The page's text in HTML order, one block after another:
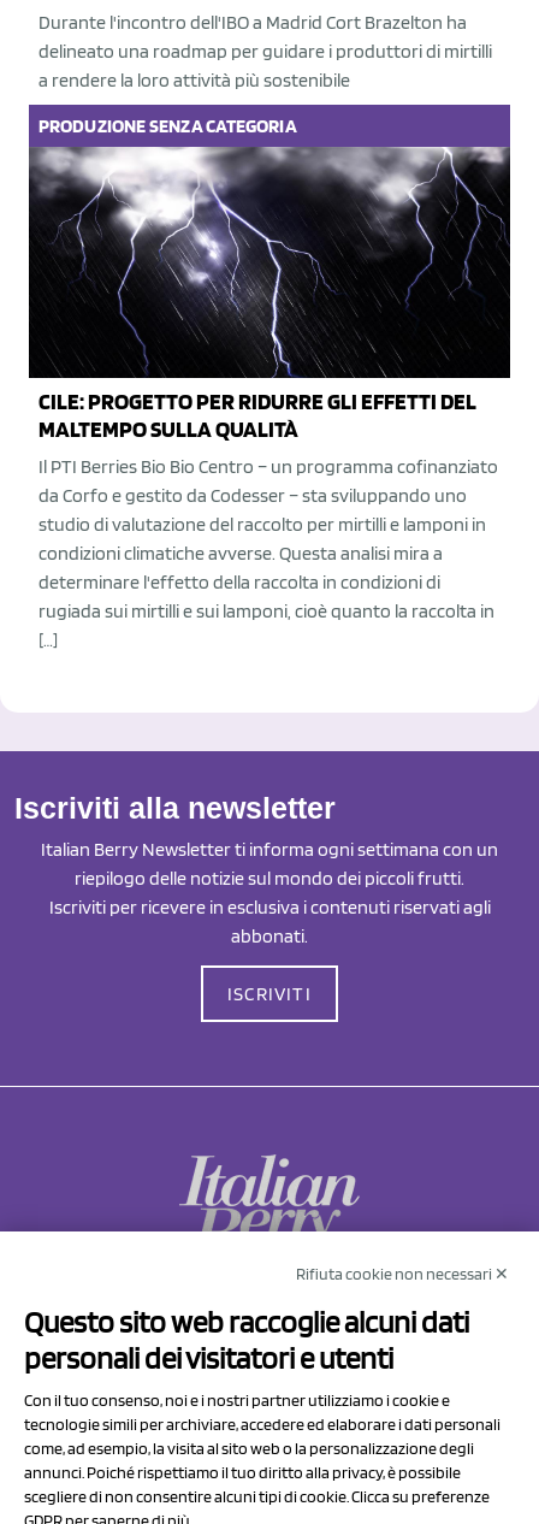
Durante l'incontro dell'IBO a Madrid Cort Brazelton ha
delineato una roadmap per guidare i produttori di mirtilli
a rendere la loro attività più sostenibile
PRODUZIONESENZA CATEGORIA
CILE: PROGETTO PER RIDURRE GLI EFFETTI DEL
MALTEMPO SULLA QUALITÀ
Il PTI Berries Bio Bio Centro – un programma cofinanziato
da Corfo e gestito da Codesser – sta sviluppando uno
studio di valutazione del raccolto per mirtilli e lamponi in
condizioni climatiche avverse. Questa analisi mira a
determinare l'effetto della raccolta in condizioni di
rugiada sui mirtilli e sui lamponi, cioè quanto la raccolta in
[…]
Iscriviti alla newsletter
Italian Berry Newsletter ti informa ogni settimana con un
riepilogo delle notizie sul mondo dei piccoli frutti.
Iscriviti per ricevere in esclusiva i contenuti riservati agli
abbonati.
ISCRIVITI
Via Prov.le Sassuolo Vignola 315/1
41057 Spilamberto (MO)
P.I/C.F. 01041460369
REA: MO 208553
Rifiuta cookie non necessari ✕
Questo sito web raccoglie alcuni dati
personali dei visitatori e utenti
Con il tuo consenso, noi e i nostri partner utilizziamo i cookie e
tecnologie simili per archiviare, accedere ed elaborare i dati personali
come, ad esempio, la visita al sito web o la personalizzazione degli
annunci. Poiché rispettiamo il tuo diritto alla privacy, è possibile
scegliere di non consentire alcuni tipi di cookie. Clicca su preferenze